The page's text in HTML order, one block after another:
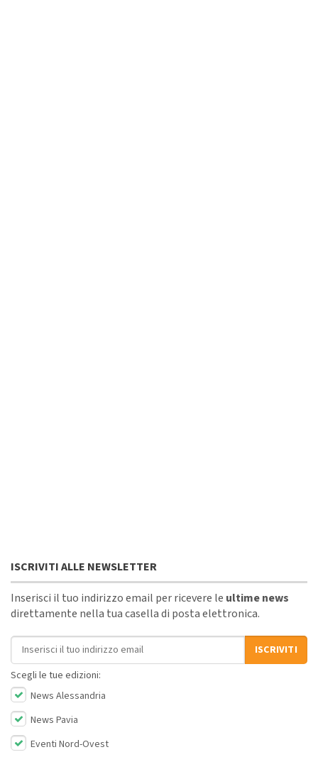
ISCRIVITI ALLE NEWSLETTER
Inserisci il tuo indirizzo email per ricevere le ultime news
direttamente nella tua casella di posta elettronica.
Indirizzo email
ISCRIVITI
Scegli le tue edizioni:
News Alessandria
News Pavia
Eventi Nord-Ovest